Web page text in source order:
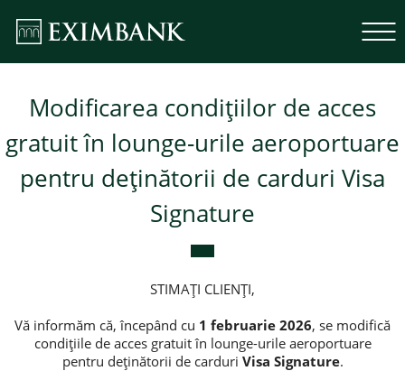
Modificarea condițiilor de acces
gratuit în lounge-urile aeroportuare
pentru deținătorii de carduri Visa
Signature
STIMAȚI CLIENȚI,
Vă informăm că, începând cu 1 februarie 2026, se modifică
condițiile de acces gratuit în lounge-urile aeroportuare
pentru deținătorii de carduri Visa Signature.